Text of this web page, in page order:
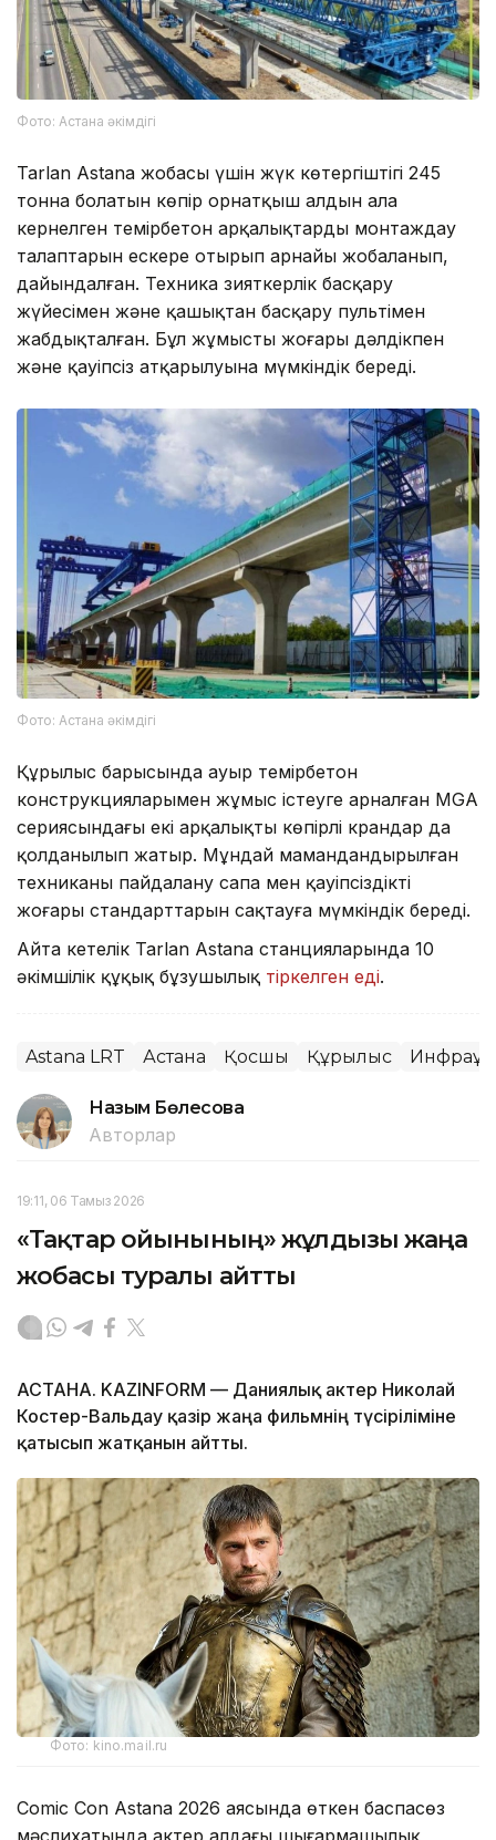
Фото: Астана әкімдігі
Tarlan Astana жобасы үшін жүк көтергіштігі 245
тонна болатын көпір орнатқыш алдын ала
кернелген темірбетон арқалықтарды монтаждау
талаптарын ескере отырып арнайы жобаланып,
дайындалған. Техника зияткерлік басқару
жүйесімен және қашықтан басқару пультімен
жабдықталған. Бұл жұмыстың жоғары дәлдікпен
және қауіпсіз атқарылуына мүмкіндік береді.
Фото: Астана әкімдігі
Құрылыс барысында ауыр темірбетон
конструкцияларымен жұмыс істеуге арналған MGA
сериясындағы екі арқалықты көпірлі крандар да
қолданылып жатыр. Мұндай мамандандырылған
техниканы пайдалану сапа мен қауіпсіздіктің
жоғары стандарттарын сақтауға мүмкіндік береді.
Айта кетелік Tarlan Astana станцияларында 10
әкімшілік құқық бұзушылық тіркелген еді.
Astana LRT Астана Қосшы Құрылыс
Назым Бөлесова
Авторлар
19:11, 06 Тамыз 2026
«Тақтар ойынының» жұлдызы жаңа
жобасы туралы айтты
АСТАНА. KAZINFORM — Даниялық актер Николай
Костер-Вальдау қазір жаңа фильмнің түсіріліміне
қатысып жатқанын айтты.
Фото: kino.mail.ru
Comic Con Astana 2026 аясында өткен баспасөз